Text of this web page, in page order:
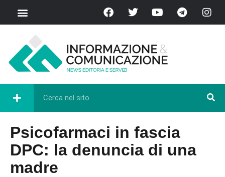
Psicofarmaci in fascia
DPC: la denuncia di una
madre